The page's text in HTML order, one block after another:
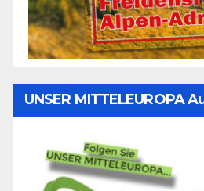
UNSER MITTELEUROPA